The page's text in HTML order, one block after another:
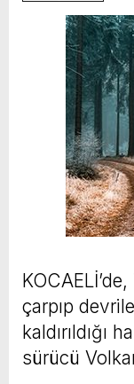
çarpıp
kaldırıldığı
sürücü